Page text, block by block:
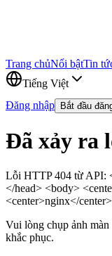
Trang chủNổi bậtTin
Tiếng Việt
Đăng nhập
Bắt đầu
Đã xảy ra
Lỗi HTTP 404 từ API:
</head> <body>
<center>nginx</
Vui lòng chụp ảnh
khắc phục.